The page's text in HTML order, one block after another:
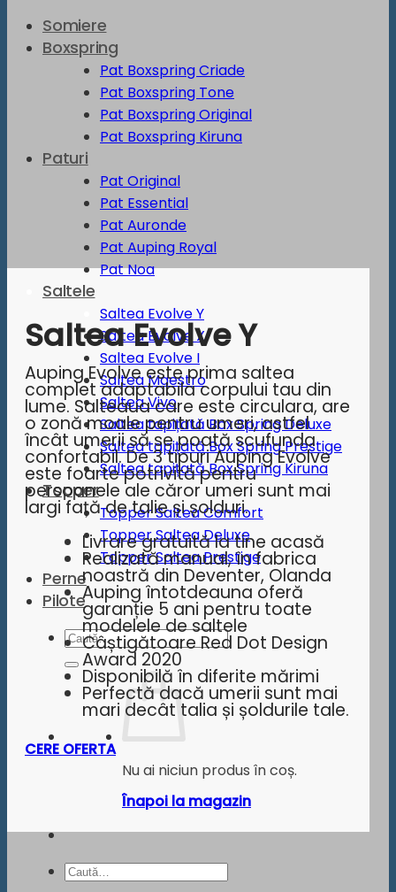
Somiere
Boxspring
Pat Boxspring Criade
Pat Boxspring Tone
Pat Boxspring Original
Pat Boxspring Kiruna
Paturi
Pat Original
Pat Essential
Pat Auronde
Pat Auping Royal
Pat Noa
Saltele
Saltea Evolve Y
Saltea Evolve X
Saltea Evolve I
Saltea Maestro
Saltea Vivo
Saltea tapițată Box Spring Deluxe
Saltea tapițată Box Spring Prestige
Saltea tapițată Box Spring Kiruna
Topper
Topper Saltea Comfort
Topper Saltea Deluxe
Topper Saltea Prestige
Perne
Pilote
Caută
după:
Nu ai niciun produs în coș.
Înapoi la magazin
Caută
Saltea Evolve Y
Auping Evolve este prima saltea
complet adaptabila corpului tau din
lume. Salteaua care este circulara, are
o zonă moale pentru umeri, astfel
încât umerii să se poată scufunda
confortabil. De 3 tipuri Auping Evolve
este foarte potrivită pentru
persoanele ale căror umeri sunt mai
largi față de talie și șolduri.
Livrare gratuită la tine acasă
Realizată manual, în fabrica
noastră din Deventer, Olanda
Auping întotdeauna oferă
garanție 5 ani pentru toate
modelele de saltele
Câștigătoare Red Dot Design
Award 2020
Disponibilă în diferite mărimi
Perfectă dacă umerii sunt mai
mari decât talia și șoldurile tale.
CERE OFERTA